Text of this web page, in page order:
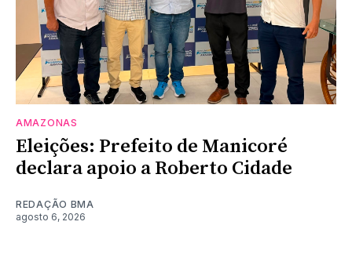
AMAZONAS
Eleições: Prefeito de Manicoré
declara apoio a Roberto Cidade
REDAÇÃO BMA
agosto 6, 2026